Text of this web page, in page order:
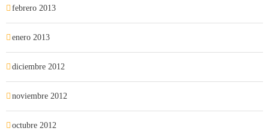
febrero 2013
enero 2013
diciembre 2012
noviembre 2012
octubre 2012